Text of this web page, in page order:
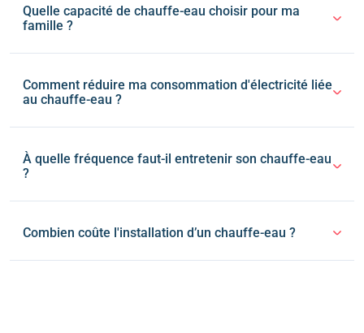
Quelle capacité de chauffe-eau choisir pour ma
famille ?
Comment réduire ma consommation d'électricité liée
au chauffe-eau ?
À quelle fréquence faut-il entretenir son chauffe-eau
?
Combien coûte l'installation d’un chauffe-eau ?